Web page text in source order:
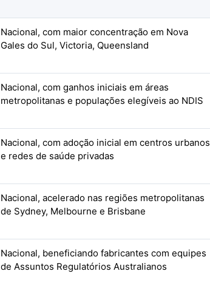
Nacional, com maior concentração em Nova
Gales do Sul, Victoria, Queensland
Nacional, com ganhos iniciais em áreas
metropolitanas e populações elegíveis ao NDIS
Nacional, com adoção inicial em centros urbanos
e redes de saúde privadas
Nacional, acelerado nas regiões metropolitanas
de Sydney, Melbourne e Brisbane
Nacional, beneficiando fabricantes com equipes
de Assuntos Regulatórios Australianos